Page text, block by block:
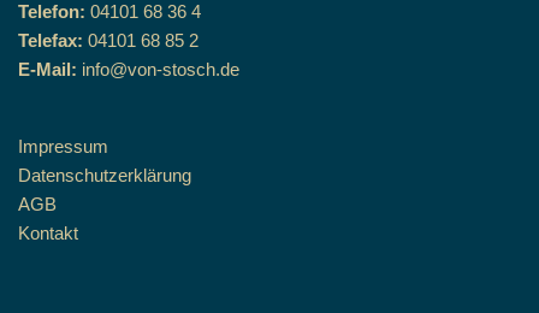
Telefon: 04101 68 36 4
Telefax: 04101 68 85 2
E-Mail: info@von-stosch.de
Impressum
Datenschutzerklärung
AGB
Kontakt